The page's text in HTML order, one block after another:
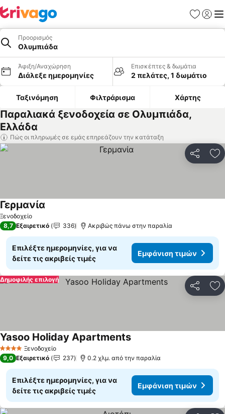
Προορισμός
Ολυμπιάδα
Άφιξη/Αναχώρηση
Διάλεξε ημερομηνίες
Επισκέπτες & δωμάτια
2 πελάτες, 1 δωμάτιο
Ταξινόμηση Φιλτράρισμα Χάρτης
Παραλιακά ξενοδοχεία σε Ολυμπιάδα,
Ελλάδα
Πώς οι πληρωμές σε εμάς επηρεάζουν την κατάταξη
Ξενοδοχείο
Γερμανία
8,7 Εξαιρετικό 336 Ακριβώς πάνω στην παραλία
Επιλέξτε ημερομηνίες, για να
δείτε τις ακριβείς τιμές
Εμφάνιση τιμών
Δημοφιλής επιλογή
4 ΑστέριαΞενοδοχείο
Yasoo Holiday ApartmentsΕμφάνιση τιμών
9,0 Εξαιρετικό 237 0.2 χλμ. από την παραλία
Επιλέξτε ημερομηνίες, για να
δείτε τις ακριβείς τιμές
Εμφάνιση τιμών